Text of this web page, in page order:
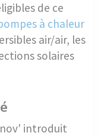
de ce
à chaleur
air/air, les
solaires
introduit